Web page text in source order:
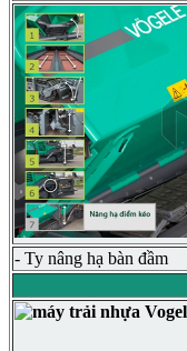
- Ty nâng hạ bàn đầm